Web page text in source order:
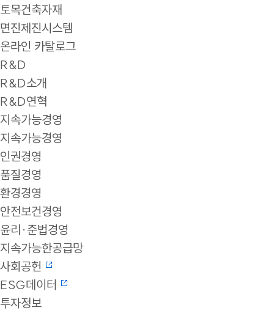
토목건축자재
면진제진시스템
온라인 카탈로그
R&D
R&D소개
R&D연혁
지속가능경영
지속가능경영
인권경영
품질경영
환경경영
안전보건경영
윤리·준법경영
지속가능한공급망
사회공헌
ESG데이터
투자정보